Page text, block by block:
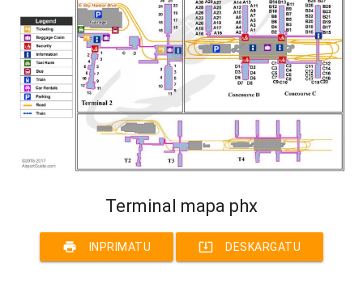
Terminal mapa phx
print INPRIMATU system_update_alt DESKARGATU